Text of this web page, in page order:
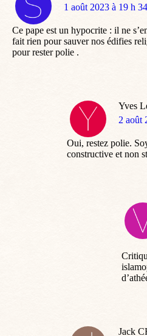
dit
1 août 2023 à 19 h
Ce pape est un hypocrite : il ne
fait rien pour sauver nos édifies
pour rester polie .
Yves
dit
2 août
Oui, restez polie.
constructive et non
Jack